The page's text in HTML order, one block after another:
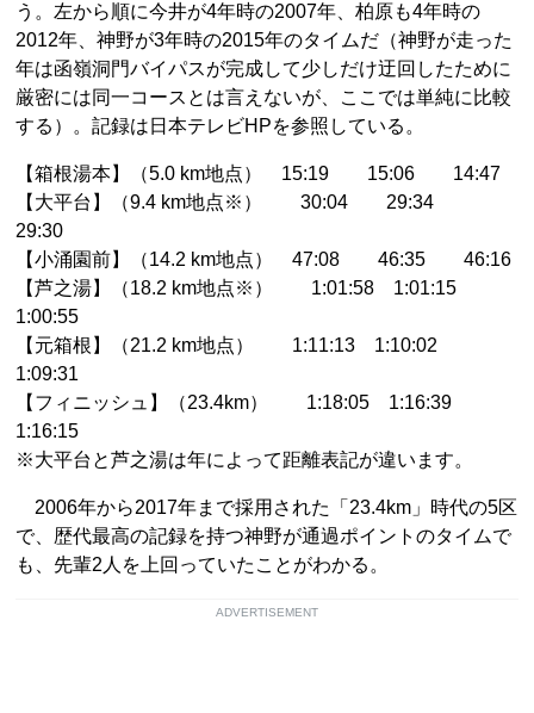
う。左から順に今井が4年時の2007年、柏原も4年時の
2012年、神野が3年時の2015年のタイムだ（神野が走った
年は函嶺洞門バイパスが完成して少しだけ迂回したために
厳密には同一コースとは言えないが、ここでは単純に比較
する）。記録は日本テレビHPを参照している。
【箱根湯本】（5.0 km地点） 15:19 15:06 14:47
【大平台】（9.4 km地点※） 30:04 29:34
29:30
【小涌園前】（14.2 km地点） 47:08 46:35 46:16
【芦之湯】（18.2 km地点※） 1:01:58 1:01:15
1:00:55
【元箱根】（21.2 km地点） 1:11:13 1:10:02
1:09:31
【フィニッシュ】（23.4km） 1:18:05 1:16:39
1:16:15
※大平台と芦之湯は年によって距離表記が違います。
2006年から2017年まで採用された「23.4km」時代の5区
で、歴代最高の記録を持つ神野が通過ポイントのタイムで
も、先輩2人を上回っていたことがわかる。
ADVERTISEMENT